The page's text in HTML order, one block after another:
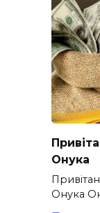
Онука
Онука